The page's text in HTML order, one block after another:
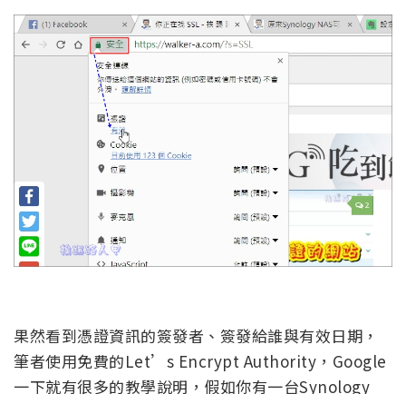
果然看到憑證資訊的簽發者、簽發給誰與有效日期，
筆者使用免費的Let’s Encrypt Authority，Google
一下就有很多的教學說明，假如你有一台Synology